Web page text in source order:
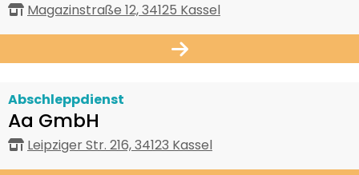
Magazinstraße 12, 34125 Kassel
Abschleppdienst
Aa GmbH
Leipziger Str. 216, 34123 Kassel